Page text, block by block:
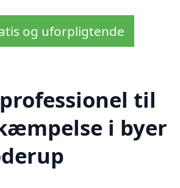
og uforpligtende
til
i byer